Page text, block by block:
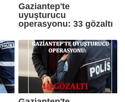
Gaziantep'te
uyuşturucu
operasyonu: 33 gözaltı